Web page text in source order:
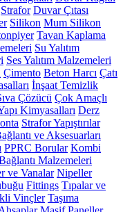
Strafor Duvar Çıtası
Silikon Mum Silikon
Tavan Kaplama
Su Yalıtım
Ses Yalıtım Malzemeleri
Çimento Beton Harcı Çatı
İnşaat Temizlik
Çözücü Çok Amaçlı
Kimyasalları Derz
Strafor Yapıştırılar
ve Aksesuarları
PPRC Borular Kombi
Malzemeleri
ve Vanalar Nipeller
Fittings Tıpalar ve
Vinçler Taşıma